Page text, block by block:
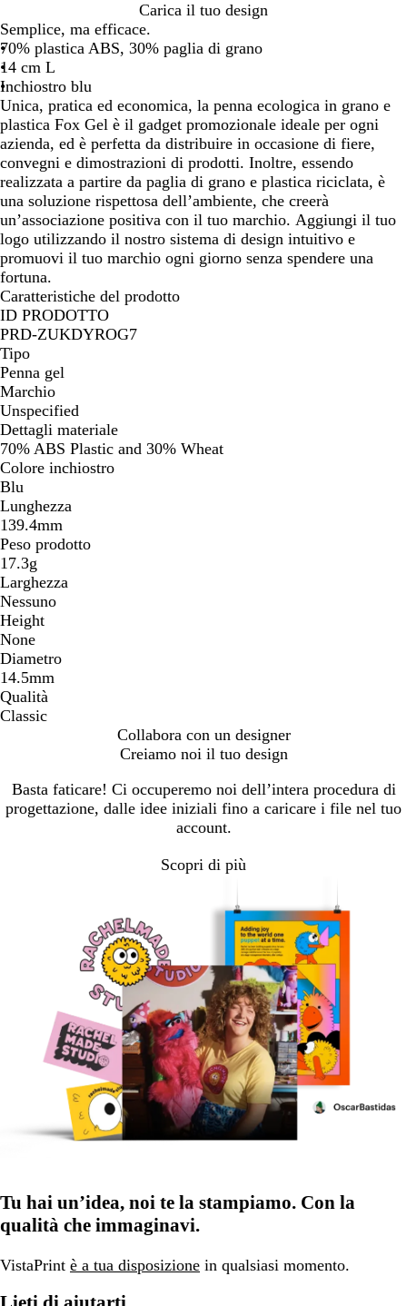
i
a
l
l
o
o
s
s
o
l
u
e
r
d
e
Carica il tuo design
Semplice, ma efficace.
70% plastica ABS, 30% paglia di grano
14 cm L
Inchiostro blu
Unica, pratica ed economica, la penna ecologica in grano e
plastica Fox Gel è il gadget promozionale ideale per ogni
azienda, ed è perfetta da distribuire in occasione di fiere,
convegni e dimostrazioni di prodotti. Inoltre, essendo
realizzata a partire da paglia di grano e plastica riciclata, è
una soluzione rispettosa dell’ambiente, che creerà
un’associazione positiva con il tuo marchio. Aggiungi il tuo
logo utilizzando il nostro sistema di design intuitivo e
promuovi il tuo marchio ogni giorno senza spendere una
fortuna.
Caratteristiche del prodotto
ID PRODOTTO
PRD-ZUKDYROG7
Tipo
Penna gel
Marchio
Unspecified
Dettagli materiale
70% ABS Plastic and 30% Wheat
Colore inchiostro
Blu
Lunghezza
139.4mm
Peso prodotto
17.3g
Larghezza
Nessuno
Height
None
Diametro
14.5mm
Qualità
Classic
Collabora con un designer
Creiamo noi il tuo design
Basta faticare! Ci occuperemo noi dell’intera procedura di
progettazione, dalle idee iniziali fino a caricare i file nel tuo
account.
Scopri di più
Tu hai un’idea, noi te la stampiamo. Con la
qualità che immaginavi.
VistaPrint è a tua disposizione in qualsiasi momento.